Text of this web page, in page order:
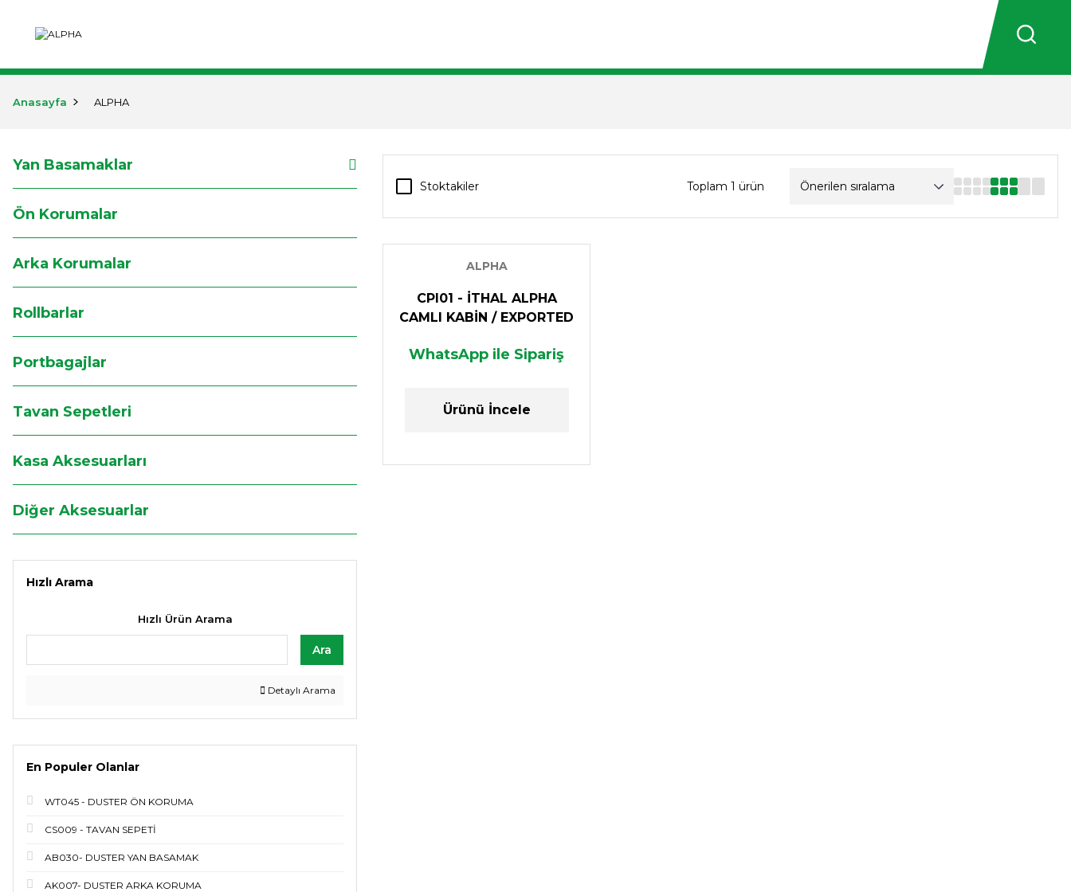
Anasayfa ALPHA
Yan Basamaklar
Ön Korumalar
Arka Korumalar
Rollbarlar
Portbagajlar
Tavan Sepetleri
Kasa Aksesuarları
Diğer Aksesuarlar
Hızlı Arama
Hızlı Ürün Arama
Ara
Detaylı Arama
En Populer Olanlar
WT045 - DUSTER ÖN KORUMA
CS009 - TAVAN SEPETİ
AB030- DUSTER YAN BASAMAK
AK007- DUSTER ARKA KORUMA
Stoktakiler Toplam 1 ürün
ALPHA
CPI01 - İTHAL ALPHA
CAMLI KABİN / EXPORTED
WhatsApp ile Sipariş
Ürünü İncele